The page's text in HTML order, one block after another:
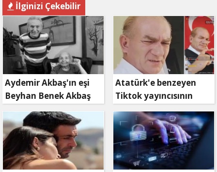
İlginizi Çekebilir
Aydemir Akbaş'ın eşi
Beyhan Benek Akbaş
hayatını kaybetti
Atatürk'e benzeyen
Tiktok yayıncısının
Keriz avı